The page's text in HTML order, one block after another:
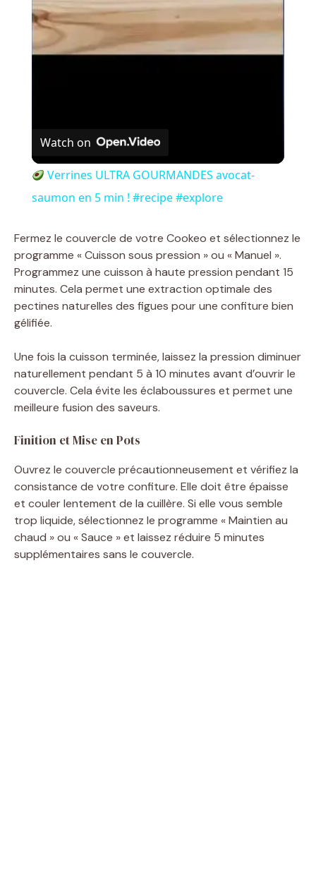
a
i
d
e
o
Watch on
Verrines ULTRA GOURMANDES avocat-
saumon en 5 min ! #recipe #explore
Fermez le couvercle de votre Cookeo et sélectionnez le
programme « Cuisson sous pression » ou « Manuel ».
Programmez une cuisson à haute pression pendant 15
minutes. Cela permet une extraction optimale des
pectines naturelles des figues pour une confiture bien
gélifiée.
Une fois la cuisson terminée, laissez la pression diminuer
naturellement pendant 5 à 10 minutes avant d’ouvrir le
couvercle. Cela évite les éclaboussures et permet une
meilleure fusion des saveurs.
Finition et Mise en Pots
Ouvrez le couvercle précautionneusement et vérifiez la
consistance de votre confiture. Elle doit être épaisse
et couler lentement de la cuillère. Si elle vous semble
trop liquide, sélectionnez le programme « Maintien au
chaud » ou « Sauce » et laissez réduire 5 minutes
supplémentaires sans le couvercle.